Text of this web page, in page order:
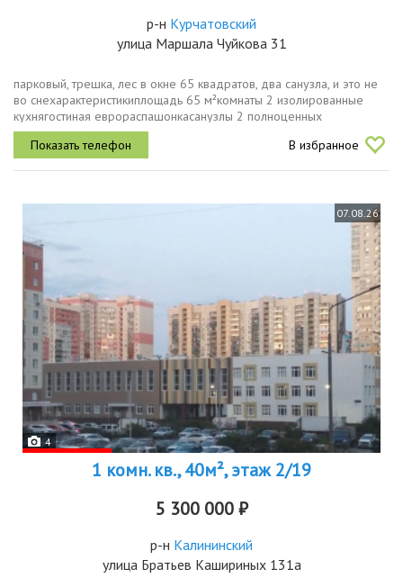
р-н Курчатовский
улица Маршала Чуйкова 31
парковый, трешка, лес в окне 65 квадратов, два санузла, и это не
во снехарактеристикиплощадь 65 м²комнаты 2 изолированные
кухнягостиная еврораспашонкасанузлы 2 полноценных
раздельныхбалконлоджия застеклена, выход из кухни, вид на
лесэтаж этажность...
В избранное
07.08.26
4
1 комн. кв., 40м², этаж 2/19
5 300 000 ₽
р-н Калининский
улица Братьев Кашириных 131а